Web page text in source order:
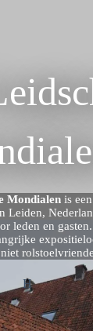
Mondialenis
Leiden,
leden en
H